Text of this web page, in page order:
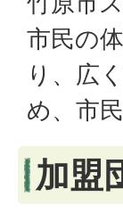
市民の
り、広
め、市
加盟